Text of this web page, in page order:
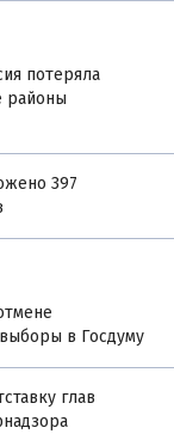
потеряла
районы
397
в Госдуму
глав